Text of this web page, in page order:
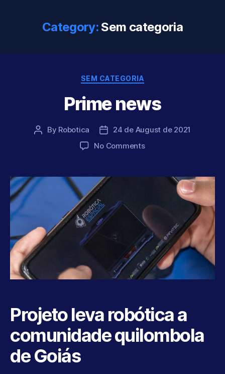
Category: Sem categoria
Categories
SEM CATEGORIA
Prime news
Post
By Robotica
Post
date
24 de August de 2021
No Commentson
Projeto leva robótica a
comunidade quilombola
de Goiás